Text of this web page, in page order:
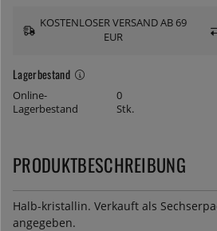
Lagerbestand
Online-
Lagerbestand
0
Stk.
KOSTENLOSER VERSAND AB 69
EUR
PRODUKTBESCHREIBUNG
Halb-kristallin. Verkauft als
angegeben.